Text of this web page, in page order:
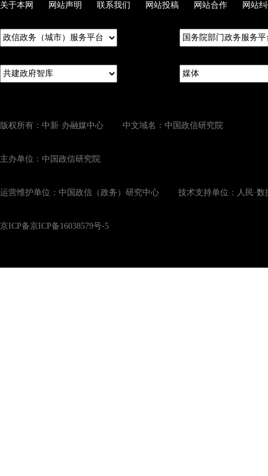
关于本网 网站声明 联系我们 网站投稿 网站合作 网站
版权所有：中新·办融媒中心 中文域名：中国政信研究院
主办单位：中国政信研究院
运营维护单位：中国政信（政务）研究中心 技术支持单位：人民·数
京ICP备京ICP备16038579号-5